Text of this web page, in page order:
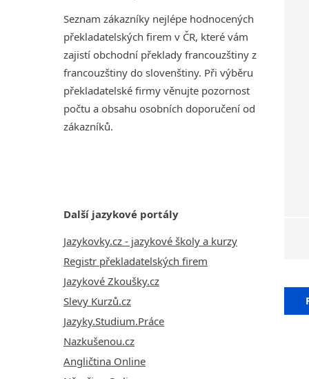
Seznam zákazníky nejlépe hodnocených
překladatelských firem v ČR, které vám
zajistí obchodní překlady francouzštiny z
francouzštiny do slovenštiny. Při výběru
překladatelské firmy věnujte pozornost
počtu a obsahu osobních doporučení od
zákazníků.
Další jazykové portály
Jazykovky.cz - jazykové školy a kurzy
Registr překladatelských firem
Jazykové Zkoušky.cz
Slevy Kurzů.cz
Jazyky.Studium.Práce
Nazkušenou.cz
Angličtina Online